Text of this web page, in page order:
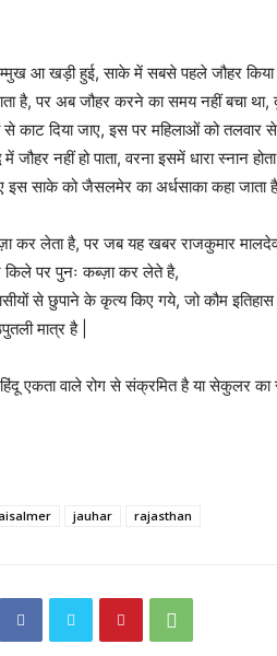
आ खड़ी हुई, साके में सबसे पहले जौहर किया
जाता है, पर अब जौहर करने का समय नहीं
से काट दिया जाए, इस पर महिलाओं को तलवार
जौहर नहीं हो पाता, वरना इसमें धारा स्नान
इस साके को जैसलमेर का अर्धसाका कहा जाता
कर लेता है, पर जब यह खबर राजकुमार
किले पर पुनः कब्ज़ा कर लेते है,
से छुपाने के कृत्य किए गये, जो कौम
मात्र है |
एकता वाले रोग से संक्रमित है या सेकुलर का
jauhar rajasthan